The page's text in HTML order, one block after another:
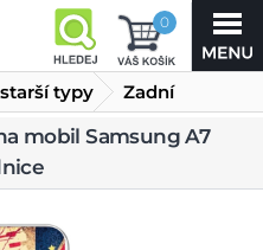
0
typy
A7 2018
Zadní
silikonový
mobil Samsung A7